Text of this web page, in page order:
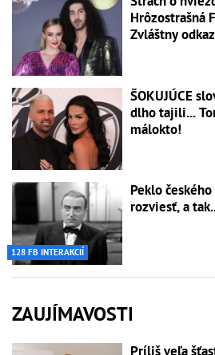
Hrôzostrašná
Zvláštny
ŠOKUJÚCE
dlho tajili...
málokto!
128 FB INTERAKCIÍ
Peklo
rozviesť, a
ZAUJÍMAVOSTI
Príliš veľa